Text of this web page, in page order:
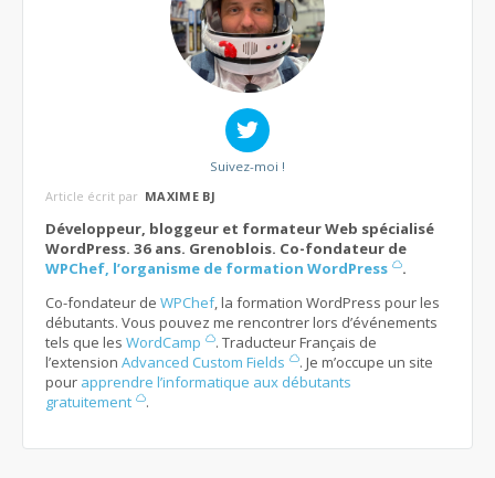
Suivez-moi !
Article écrit par MAXIME BJ
Développeur, bloggeur et formateur Web spécialisé
WordPress. 36 ans. Grenoblois. Co-fondateur de
WPChef, l’organisme de formation WordPress
.
Co-fondateur de WPChef, la formation WordPress pour les
débutants. Vous pouvez me rencontrer lors d’événements
tels que les WordCamp
. Traducteur Français de
l’extension Advanced Custom Fields
. Je m’occupe un site
pour apprendre l’informatique aux débutants
gratuitement
.